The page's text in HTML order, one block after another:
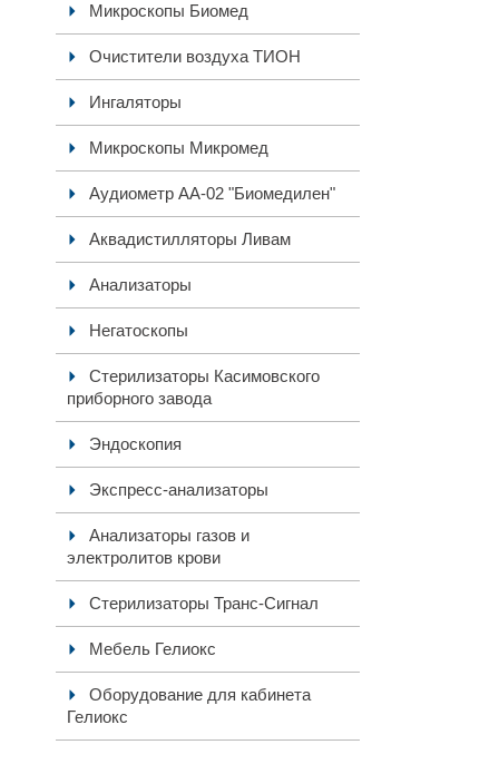
Микроскопы Биомед
Очистители воздуха ТИОН
Ингаляторы
Микроскопы Микромед
Аудиометр АА-02 "Биомедилен"
Аквадистилляторы Ливам
Анализаторы
Негатоскопы
Стерилизаторы Касимовского
приборного завода
Эндоскопия
Экспресс-анализаторы
Анализаторы газов и
электролитов крови
Стерилизаторы Транс-Сигнал
Мебель Гелиокс
Оборудование для кабинета
Гелиокс